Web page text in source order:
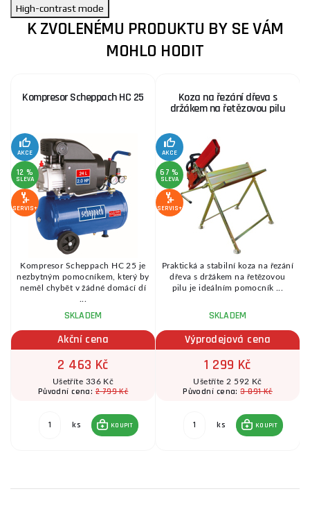
High-contrast mode
K ZVOLENÉMU PRODUKTU BY SE VÁM
MOHLO HODIT
Kompresor Scheppach HC 25
AKCE
12 %
SLEVA
SERVIS+
Kompresor Scheppach HC 25 je
nezbytným pomocníkem, který by
neměl chybět v žádné domácí dí
SKLADEM
Akční cena
2 463 Kč
Ušetříte 336 Kč
Původní cena:2 799 Kč
ks KOUPIT
Koza na řezání dřeva s
držákem na řetězovou pilu
AKCE
67 %
SLEVA
SERVIS+
Praktická a stabilní koza na řezání
dřeva s držákem na řetězovou
pilu je ideálním pomocník ...
SKLADEM
Výprodejová cena
1 299 Kč
Ušetříte 2 592 Kč
Původní cena:3 891 Kč
ks KOUPIT